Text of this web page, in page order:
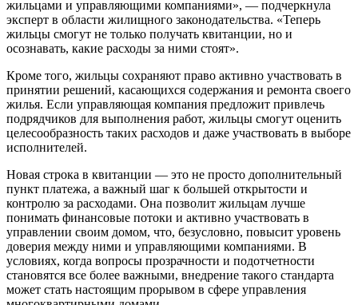
жильцами и управляющими компаниями», — подчеркнула
эксперт в области жилищного законодательства. «Теперь
жильцы смогут не только получать квитанции, но и
осознавать, какие расходы за ними стоят».
Кроме того, жильцы сохраняют право активно участвовать в
принятии решений, касающихся содержания и ремонта своего
жилья. Если управляющая компания предложит привлечь
подрядчиков для выполнения работ, жильцы смогут оценить
целесообразность таких расходов и даже участвовать в выборе
исполнителей.
Новая строка в квитанции — это не просто дополнительный
пункт платежа, а важный шаг к большей открытости и
контролю за расходами. Она позволит жильцам лучше
понимать финансовые потоки и активно участвовать в
управлении своим домом, что, безусловно, повысит уровень
доверия между ними и управляющими компаниями. В
условиях, когда вопросы прозрачности и подотчетности
становятся все более важными, внедрение такого стандарта
может стать настоящим прорывом в сфере управления